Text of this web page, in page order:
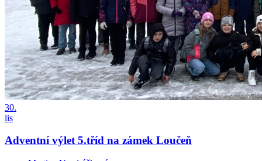
30.
lis
Adventní výlet 5.tříd na zámek Loučeň